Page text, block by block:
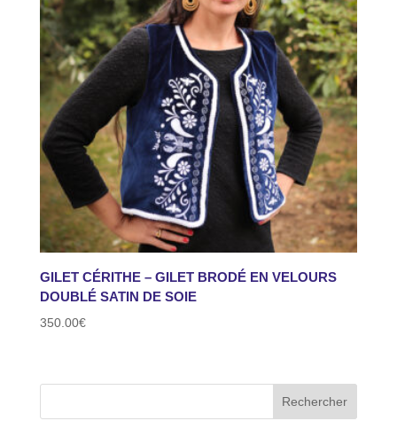
GILET CÉRITHE – GILET BRODÉ EN VELOURS
DOUBLÉ SATIN DE SOIE
350.00€